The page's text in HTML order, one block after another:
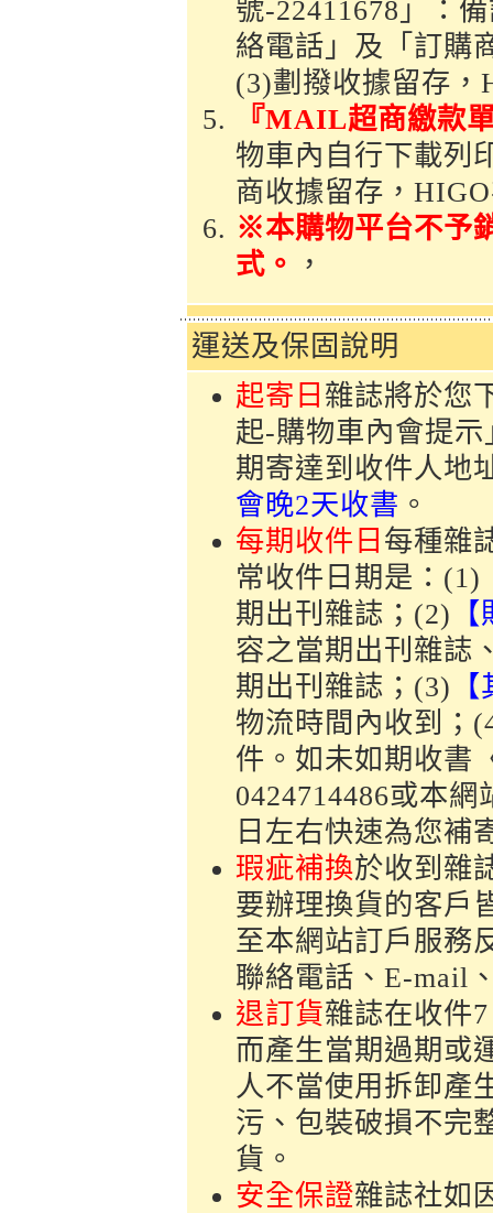
號-22411678」：
絡電話」及「訂購
(3)劃撥收據留存
『MAIL超商繳款
物車內自行下載列
商收據留存，
※本購物平台不予
式。
，
運送及保固說明
起寄日 雜誌將於您
起-購物車內會提
期寄達到收件人地
會晚2天收書 。
每期收件日 每種雜
常收件日期是：(1)
期出刊雜誌；(2)
容之當期出刊雜誌
期出刊雜誌；(3)
物流時間內收到；
件。如未如期收書
0424714486或本
日左右快速為您補
瑕疵補換於收到雜
要辦理換貨的客戶
至本網站訂戶服務
聯絡電話、E-mail
退訂貨雜誌在收件
而產生當期過期或
人不當使用拆卸產
污、包裝破損不完
貨。
安全保證雜誌社如